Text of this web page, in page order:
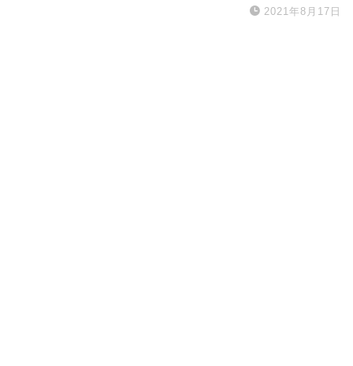
2021年8月17日